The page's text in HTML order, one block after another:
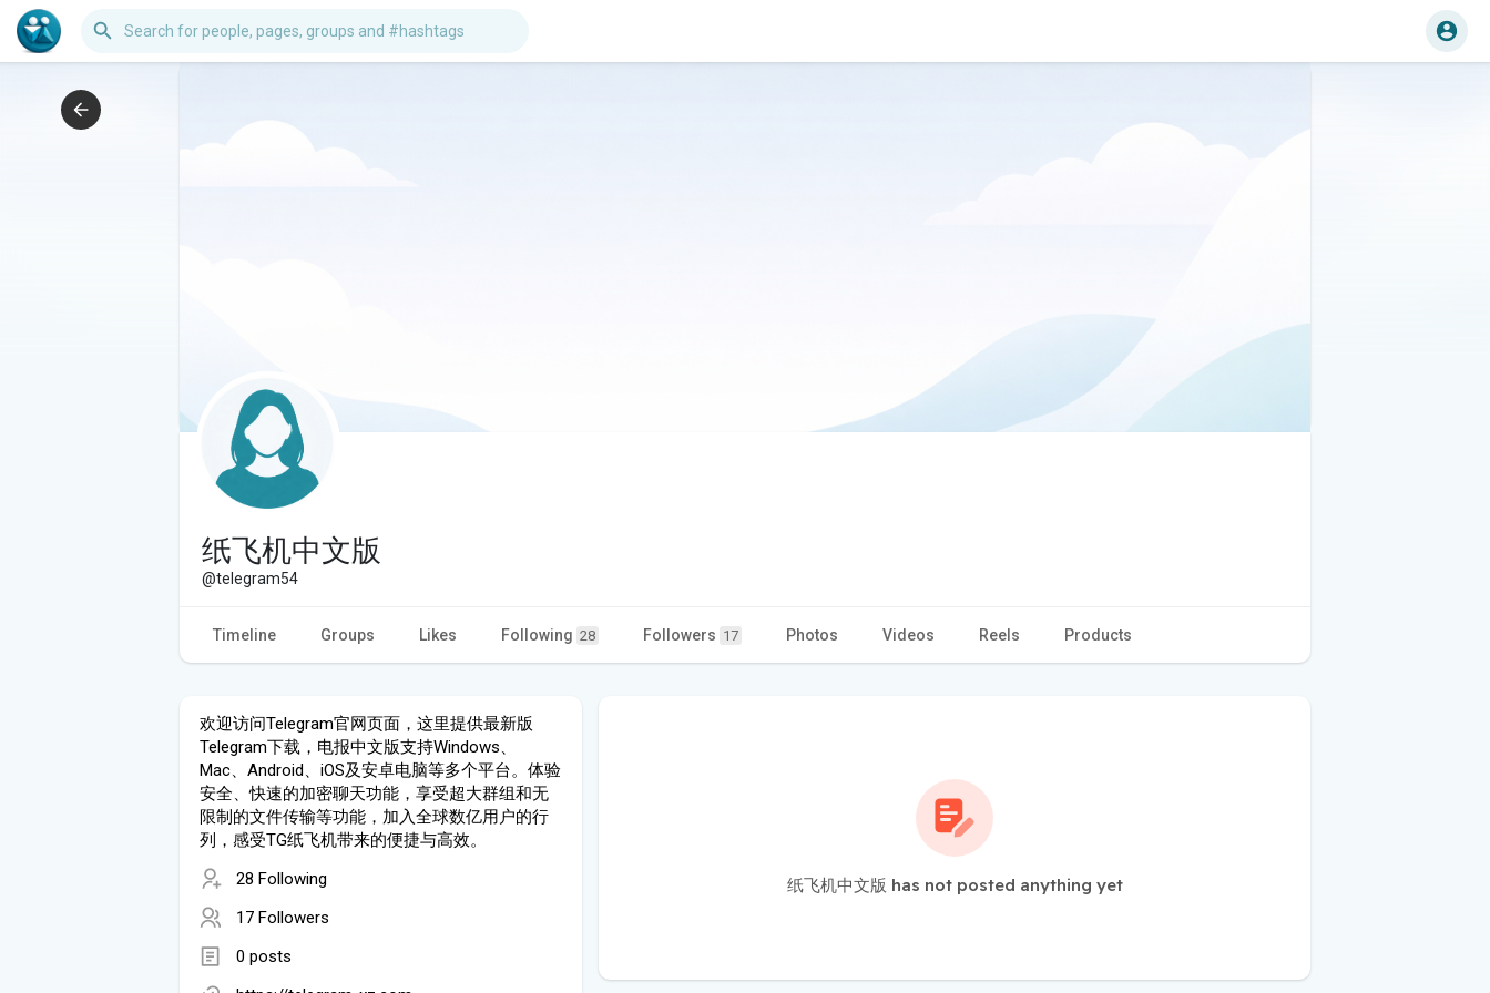
纸飞机中文版
@telegram54
Timeline Groups Likes Following 28 Followers 17 Photos Videos Reels Products
欢迎访问Telegram官网页面，这里提供最新版
Telegram下载，电报中文版支持Windows、
Mac、Android、iOS及安卓电脑等多个平台。体验
安全、快速的加密聊天功能，享受超大群组和无
限制的文件传输等功能，加入全球数亿用户的行
列，感受TG纸飞机带来的便捷与高效。
28 Following
17 Followers
0 posts
纸飞机中文版 has not posted anything yet